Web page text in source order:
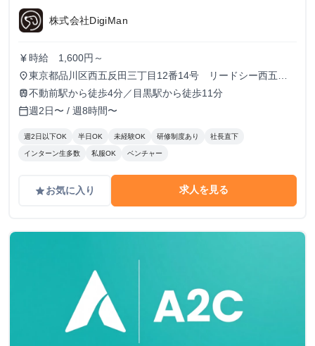
株式会社DigiMan
currency_yen 時給 1,600円～
place東京都品川区西五反田三丁目12番14号 リードシー西五反
田ビル7-8階（受付8階）
train不動前駅から徒歩4分／目黒駅から徒歩11分
calendar_today週2日〜 / 週8時間〜
週2日以下OK 半日OK 未経験OK 研修制度あり 社長直下
インターン生多数 私服OK ベンチャー
gradeお気に入り 求人を見る